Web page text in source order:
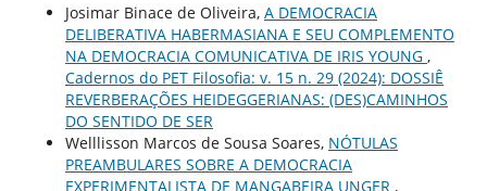
Josimar Binace de Oliveira, A DEMOCRACIA
DELIBERATIVA HABERMASIANA E SEU COMPLEMENTO
NA DEMOCRACIA COMUNICATIVA DE IRIS YOUNG ,
Cadernos do PET Filosofia: v. 15 n. 29 (2024): DOSSIÊ
REVERBERAÇÕES HEIDEGGERIANAS: (DES)CAMINHOS
DO SENTIDO DE SER
Welllisson Marcos de Sousa Soares, NÓTULAS
PREAMBULARES SOBRE A DEMOCRACIA
EXPERIMENTALISTA DE MANGABEIRA UNGER ,